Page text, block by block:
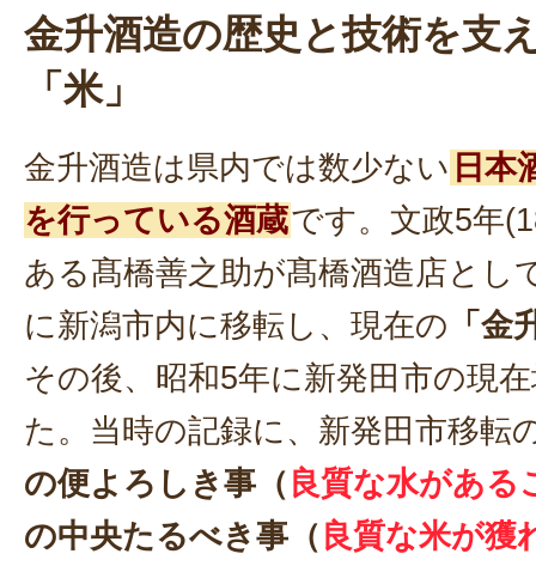
金升酒造の歴史と技術を支
「米」
金升酒造は県内では数少ない 日本
を行っている酒蔵です。文政5年
ある髙橋善之助が髙橋酒造店とし
に新潟市内に移転し、現在の 「金
その後、昭和5年に新発田市の現
た。当時の記録に、新発田市移転
の便よろしき事（ 良質な水がある
の中央たるべき事（ 良質な米が獲